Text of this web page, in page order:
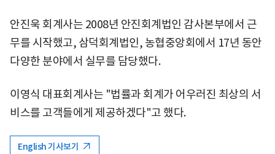
안진욱 회계사는 2008년 안진회계법인 감사본부에서 근
무를 시작했고, 삼덕회계법인, 농협중앙회에서 17년 동안
다양한 분야에서 실무를 담당했다.
이영식 대표회계사는 "법률과 회계가 어우러진 최상의 서
비스를 고객들에게 제공하겠다"고 했다.
English 기사보기